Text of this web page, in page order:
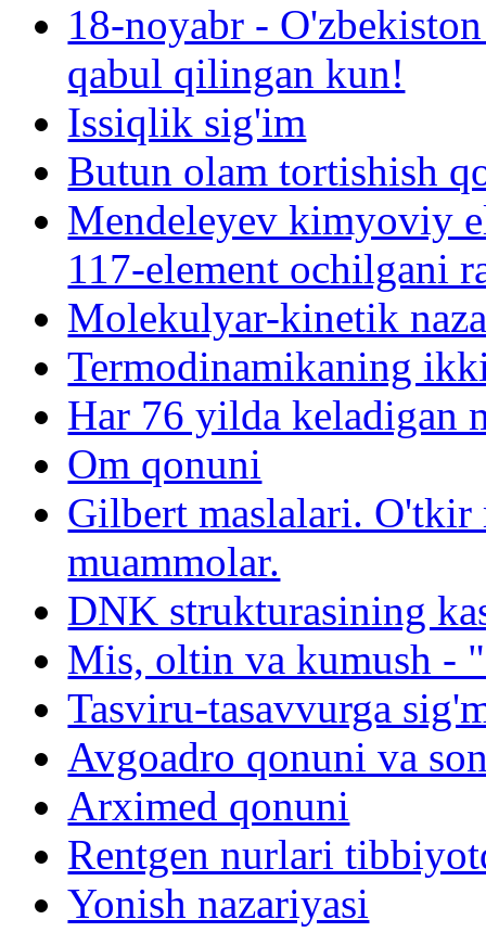
18-noyabr -
qabul qilingan kun!
Issiqlik sig'im
Butun olam tortishish
Mendeleyev kimyoviy
117-element ochilgani
Molekulyar-kinetik
Termodinamikaning
Har 76 yilda keladigan
Om qonuni
Gilbert maslalari. O'tkir
muammolar.
DNK strukturasining
Mis, oltin va kumush -
Tasviru-tasavvurga
Avgoadro qonuni va
Arximed qonuni
Rentgen nurlari
Yonish nazariyasi